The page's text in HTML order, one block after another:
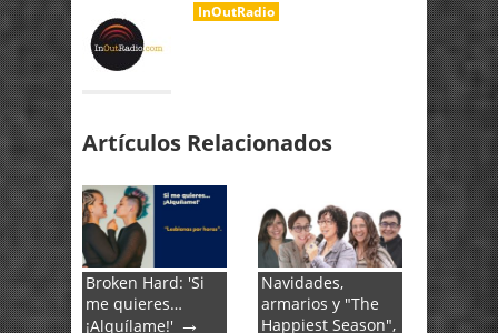
InOutRadio
Artículos Relacionados
Broken Hard: 'Si
me quieres…
¡Alquílame!' →
Navidades,
armarios y "The
Happiest Season",